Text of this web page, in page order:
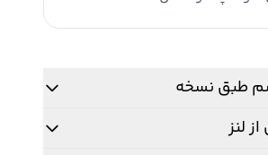
طبق نسخه
لنز